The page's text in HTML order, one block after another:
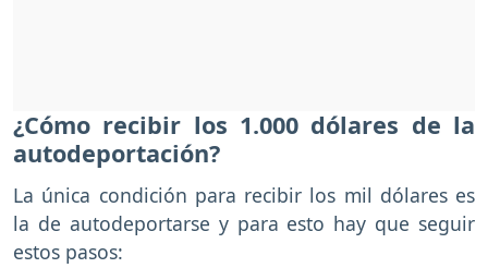
¿Cómo recibir los 1.000 dólares de la
autodeportación?
La única condición para recibir los mil dólares es
la de autodeportarse y para esto hay que seguir
estos pasos: